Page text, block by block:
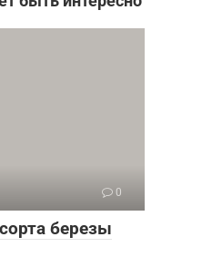
0
березы